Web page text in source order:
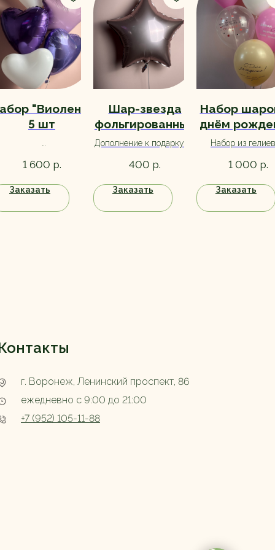
"Виолент"
5 шт
с обработкой
составе также
шары
1 600 р.
Заказать
Шар-звезда
фольгированный
розовый
Дополнение к подарку на
выбор, ассортимент
400 р.
Заказать
Набор
днём
красотка"
Набор из
для долгого
1 000 р.
Заказать
г. Воронеж, Ленинский проспект, 86
+7 (952) 105-11-88
ежедневно с 9:00 до 21:00